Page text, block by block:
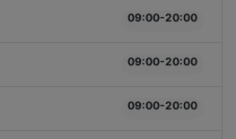
09:00-20:00
09:00-20:00
09:00-20:00